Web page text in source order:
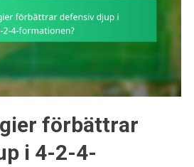
förbättrar
i 4-2-4-